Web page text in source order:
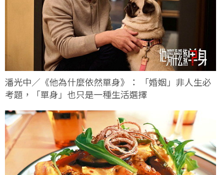
潘光中／《他為什麼依然單身》： 「婚姻」非人生必
考題，「單身」也只是一種生活選擇